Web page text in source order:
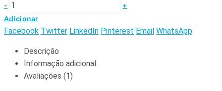
-
+
Adicionar
Facebook Twitter LinkedIn Pinterest Email WhatsApp
Descrição
Informação adicional
Avaliações (1)